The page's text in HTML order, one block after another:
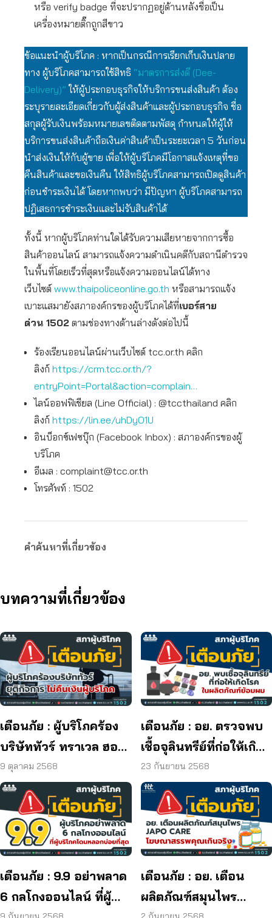
หรือ verify badge ที่จะปรากฏอยู่ด้านหลังชื่อเป็น
เครื่องหมายติ๊กถูกสีขาว
ข้อแนะนำผู้บริโภค : หากเป็นกรณีการเรียกเก็บเงินปลาย
ทาง ผู้บริโภคสามารถใช้สิทธิ “มาตรการส่งดี (Dee-
Delivery)”ให้ผู้ประกอบธุรกิจให้บริการขนส่งสินค้า ต้อง
ระบุรายละเอียดเกี่ยวกับผู้ส่งสินค้าและผู้ประกอบธุรกิจ ชื่อ
สกุลผู้รับเงินพร้อมหมายเลขติดตามพัสดุ กำหนดให้ผู้ให้
บริการขนส่งสินค้าถือเงินค่าสินค้าเป็นระยะเวลา 5 วันก่อน
นำส่งเงินให้กับผู้ขาย เพื่อให้ผู้บริโภคมีโอกาสแจ้งเหตุที่ขอ
คืนสินค้าและขอเงินคืน ให้สิทธิผู้บริโภคสามารถเปิดดูสินค้า
ก่อนชำระเงินได้ โดยหากพบว่า มีปัญหา ผู้บริโภคสามารถ
ปฏิเสธการชำระเงินและไม่รับสินค้าได้
ทั้งนี้ หากผู้บริโภคท่านใดได้รับความเสียหายจากการซื้อ
สินค้าออนไลน์ สามารถแจ้งความดำเนินคดีกับสถานีตำรวจ
ในพื้นที่โดยเร็วที่สุดหรือแจ้งความออนไลน์ได้ทาง
เว็บไซต์ www.thaipoliceonline.go.th หรือสามารถแจ้ง
เบาะแสมายังสภาองค์กรของผู้บริโภคได้ที่เบอร์สาย
ด่วน 1502 ตามช่องทางด้านล่างดังต่อไปนี้
ร้องเรียนออนไลน์ผ่านเว็บไซต์ tcc.or.th คลิก
ลิงก์ https://crm.tcc.or.th/?
entryPoint=Portal&action=complain…
ไลน์ออฟฟิเชียล (Line Official) : @tccthailand คลิก
ลิงก์ https://lin.ee/uhDyO1U
อินบ็อกซ์เฟซบุ๊ก (Facebook Inbox) : สภาองค์กรของผู้
บริโภค
อีเมล : complaint@tcc.or.th
โทรศัพท์ : 1502
คำค้นหาที่เกี่ยวข้อง
บทความที่เกี่ยวข้อง
เตือนภัย : ผู้บริโภคร้อง
บริษัททัวร์ ทราเวล ฮอลิ
เดย์ ยุติกิจการ ไม่คืนเงิน
ผู้บริโภค
9 ตุลาคม 2568
เตือนภัย : อย. ตรวจพบ
เชื้อจุลินทรีย์ที่ก่อให้เกิด
โรค และพบแบคทีเรีย
ยีสต์ และรา เกิน
มาตรฐานกำหนด ใน
ผลิตภัณฑ์ย้อมผม
23 กันยายน 2568
เตือนภัย : 9.9 อย่าพลาด
6 กลโกงออนไลน์ ที่ผู้
เตือนภัย : อย. เตือน
ผลิตภัณฑ์สมุนไพร